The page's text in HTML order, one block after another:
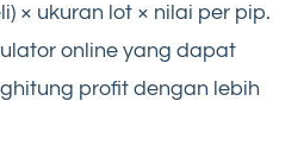
× ukuran lot × nilai per pip.
online yang dapat
profit dengan lebih